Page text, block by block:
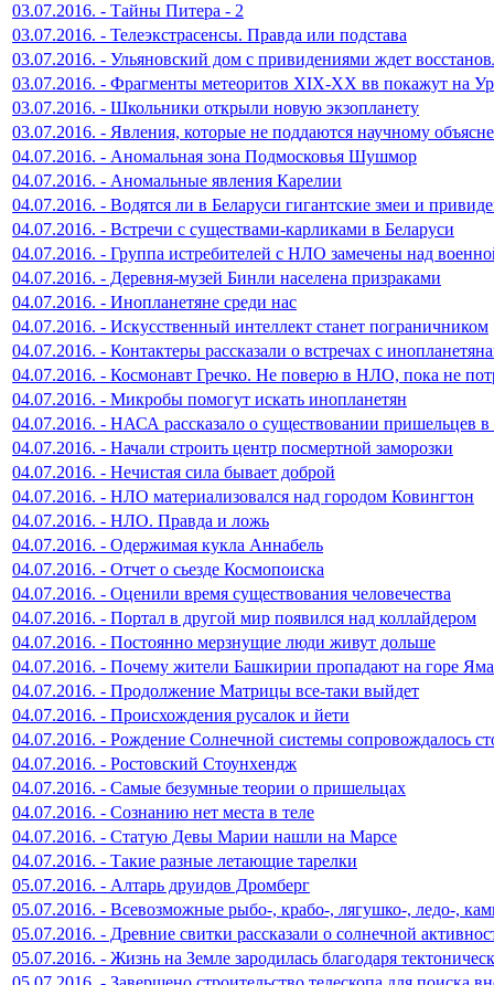
03.07.2016. - Тайны Питера - 2
03.07.2016. - Телеэкстрасенсы. Правда или подстава
03.07.2016. - Ульяновский дом с привидениями ждет
03.07.2016. - Фрагменты метеоритов XIX-XX вв покажут на
03.07.2016. - Школьники открыли новую экзопланету
03.07.2016. - Явления, которые не поддаются научному
04.07.2016. - Аномальная зона Подмосковья Шушмор
04.07.2016. - Аномальные явления Карелии
04.07.2016. - Водятся ли в Беларуси гигантские змеи и
04.07.2016. - Встречи с существами-карликами в Беларуси
04.07.2016. - Группа истребителей с НЛО замечены над
04.07.2016. - Деревня-музей Бинли населена призраками
04.07.2016. - Инопланетяне среди нас
04.07.2016. - Искусственный интеллект станет пограничником
04.07.2016. - Контактеры рассказали о встречах с
04.07.2016. - Космонавт Гречко. Не поверю в НЛО, пока не
04.07.2016. - Микробы помогут искать инопланетян
04.07.2016. - НАСА рассказало о существовании пришельцев в
04.07.2016. - Начали строить центр посмертной заморозки
04.07.2016. - Нечистая сила бывает доброй
04.07.2016. - НЛО материализовался над городом Ковингтон
04.07.2016. - НЛО. Правда и ложь
04.07.2016. - Одержимая кукла Аннабель
04.07.2016. - Отчет о сьезде Космопоиска
04.07.2016. - Оценили время существования человечества
04.07.2016. - Портал в другой мир появился над коллайдером
04.07.2016. - Постоянно мерзнущие люди живут дольше
04.07.2016. - Почему жители Башкирии пропадают на горе
04.07.2016. - Продолжение Матрицы все-таки выйдет
04.07.2016. - Происхождения русалок и йети
04.07.2016. - Рождение Солнечной системы сопровождалось
04.07.2016. - Ростовский Стоунхендж
04.07.2016. - Самые безумные теории о пришельцах
04.07.2016. - Сознанию нет места в теле
04.07.2016. - Статую Девы Марии нашли на Марсе
04.07.2016. - Такие разные летающие тарелки
05.07.2016. - Алтарь друидов Дромберг
05.07.2016. - Всевозможные рыбо-, крабо-, лягушко-, ледо-,
05.07.2016. - Древние свитки рассказали о солнечной
05.07.2016. - Жизнь на Земле зародилась благодаря